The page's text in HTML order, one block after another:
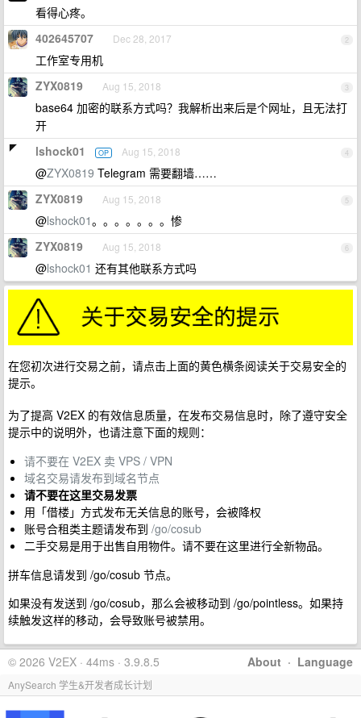
看得心疼。
2
402645707 Dec 28, 2017
工作室专用机
3
ZYX0819 Aug 15, 2018
base64 加密的联系方式吗？我解析出来后是个网址，且无法打
开
4
lshock01 OP Aug 15, 2018
@ZYX0819 Telegram 需要翻墙……
5
ZYX0819 Aug 15, 2018
@lshock01。。。。。。。惨
6
ZYX0819 Aug 15, 2018
@lshock01 还有其他联系方式吗
在您初次进行交易之前，请点击上面的黄色横条阅读关于交易安全的
提示。
为了提高 V2EX 的有效信息质量，在发布交易信息时，除了遵守安全
提示中的说明外，也请注意下面的规则：
请不要在 V2EX 卖 VPS / VPN
域名交易请发布到域名节点
请不要在这里交易发票
用「借楼」方式发布无关信息的账号，会被降权
账号合租类主题请发布到 /go/cosub
二手交易是用于出售自用物件。请不要在这里进行全新物品。
拼车信息请发到 /go/cosub 节点。
如果没有发送到 /go/cosub，那么会被移动到 /go/pointless。如果持
续触发这样的移动，会导致账号被禁用。
About · Language
© 2026 V2EX · 44ms · 3.9.8.5
AnySearch 学生&开发者成长计划